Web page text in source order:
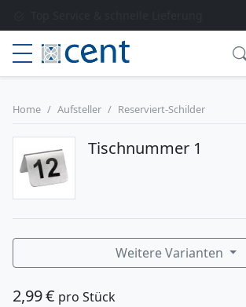
Lieferung nur 1-2 Werktage
Top Service & schnelle Lieferung
Home Aufsteller Reserviert-Schilder
Tischnummer 1
Weitere Varianten
2,99€ pro Stück